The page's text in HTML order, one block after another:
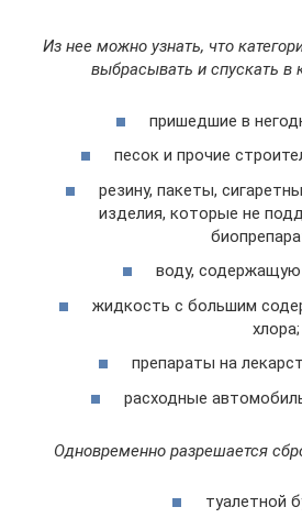
Из нее можно узнать, что
выбрасывать и спускать в
пришедшие в
песок и прочие
резину, пакеты,
изделия, которые не
воду, содержащую
жидкость с большим
хлора;
препараты на
расходные
Одновременно разрешается
туалетной